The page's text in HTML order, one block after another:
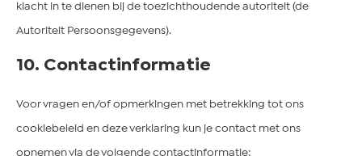
klacht in te dienen bij de toezichthoudende autoriteit (de
Autoriteit Persoonsgegevens).
10. Contactinformatie
Voor vragen en/of opmerkingen met betrekking tot ons
cookiebeleid en deze verklaring kun je contact met ons
opnemen via de volgende contactinformatie: